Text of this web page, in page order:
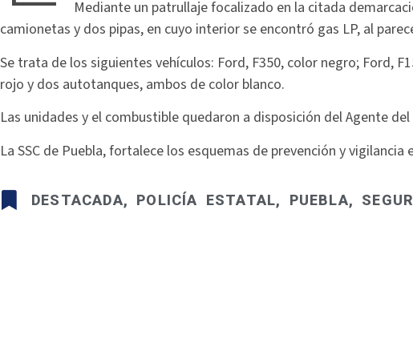
Mediante un patrullaje focalizado en la citada
camionetas y dos pipas, en cuyo interior se encontró gas LP, al
Se trata de los siguientes vehículos: Ford, F350, color negro; Ford,
rojo y dos autotanques, ambos de color blanco.
Las unidades y el combustible quedaron a disposición del Agente
La SSC de Puebla, fortalece los esquemas de prevención y
DESTACADA, POLICÍA ESTATAL, PUEBLA,